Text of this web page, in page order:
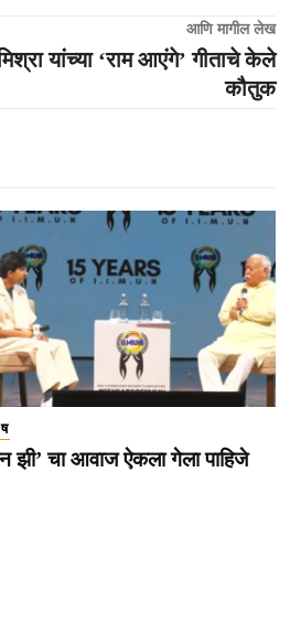
आणि मागील लेख
यांच्या ‘राम आएंगे’ गीताचे केले
कौतुक
झी’ चा आवाज ऐकला गेला पाहिजे